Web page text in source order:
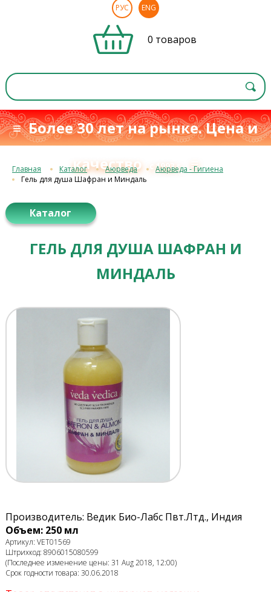
РУС ENG
0 товаров
≡ Более 30 лет на рынке. Цена и
качество с 1993 г.≡
Главная Каталог Аюрведа
Аюрведа - Гигиена
Гель для душа Шафран и Миндаль
Каталог
ГЕЛЬ ДЛЯ ДУША ШАФРАН И
МИНДАЛЬ
Производитель: Ведик Био-Лабс Пвт.Лтд., Индия
Объем: 250 мл
Артикул: VET01569
Штрихкод: 8906015080599
(Последнее изменение цены: 31 Aug 2018, 12:00)
Срок годности товара: 30.06.2018